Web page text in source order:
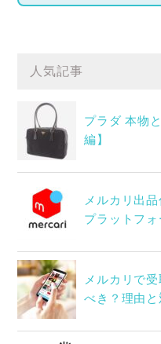
人気記事
プラダ 本物
編】
メルカリ出
プラットフ
メルカリで
べき？理由と